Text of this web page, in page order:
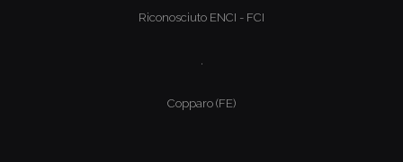
Riconosciuto ENCI - FCI
.
Copparo (FE)